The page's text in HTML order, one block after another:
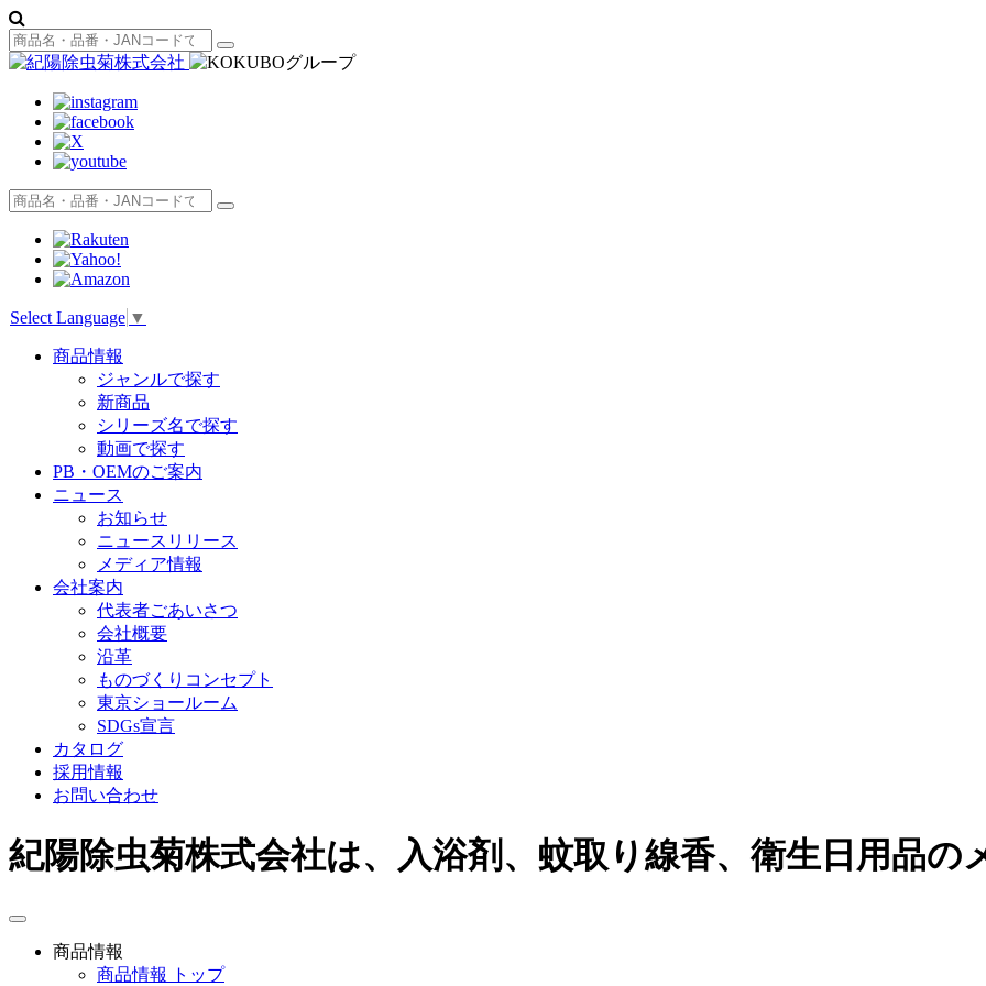
Select Language ▼
商品情報
ジャンルで探す
新商品
シリーズ名で探す
動画で探す
PB・OEMのご案内
ニュース
お知らせ
ニュースリリース
メディア情報
会社案内
代表者ごあいさつ
会社概要
沿革
ものづくりコンセプト
東京ショールーム
SDGs宣言
カタログ
採用情報
お問い合わせ
紀陽除虫菊株式会社は、入浴剤、蚊取り線香、衛生日用品の
toggle
navigation商品情報
商品情報 トップ